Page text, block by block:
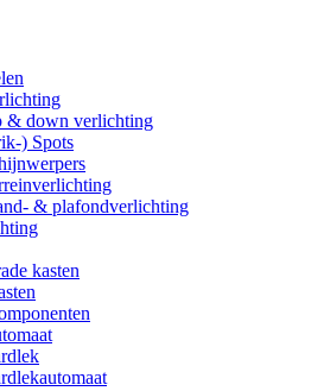
& down verlichting
) Spots
& plafondverlichting
kasten